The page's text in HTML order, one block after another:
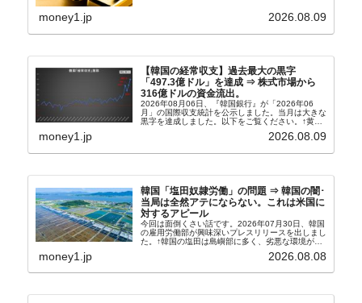
れ協力体制を構築□『韓国銀行』は、国内生産金の
money1.jp 2026.08.09
【韓国の経常収支】過去最大の黒字
「497.3億ドル」を達成 ⇒ 株式市場から
316億ドルの資金流出。
2026年08月06日、『韓国銀行』が「2026年06
月」の国際収支統計を公示しました。当月は大きな
黒字を達成しました。以下をご覧ください。↑黄色
の傾向ペンでフォーカスしているのが2026年06月
の経常収支です。2026年06月貿易収支：4...
money1.jp 2026.08.09
韓国「塩田奴隷労働」の問題 ⇒ 韓国の闇･
当局は全然アテにならない。これは米国に
対するアピール
今回は面倒くさい話です。2026年07月30日、韓国
の雇用労働部が興味深いプレスリリースを出しまし
た。↑韓国の塩田は島嶼部に多く、劣悪な環境が一
たといわれます（後述）。これは、いわゆる「塩田
money1.jp 2026.08.08